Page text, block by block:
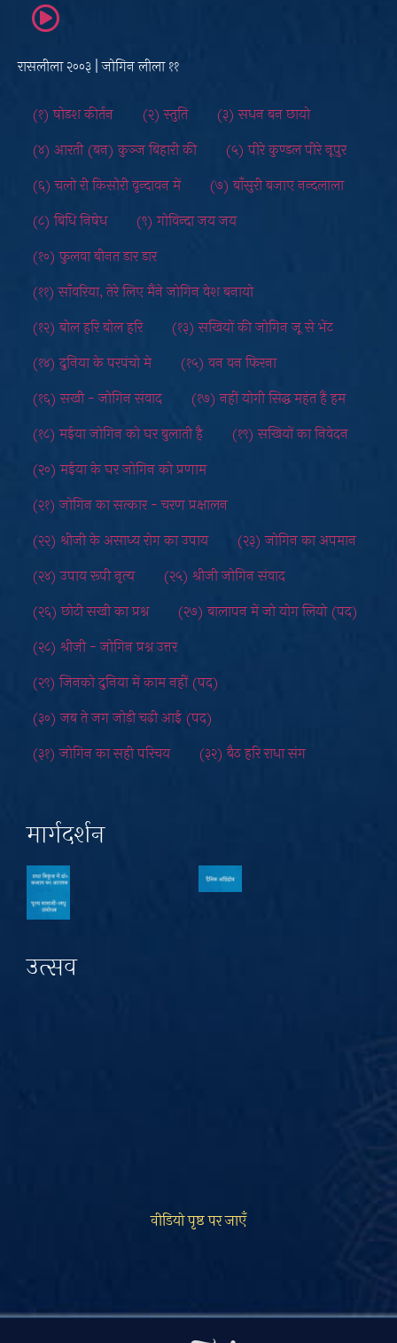
रासलीला २००३ | जोगिन लीला ११
मार्गदर्शन
उत्सव
वीडियो पृष्ठ पर जाएँ